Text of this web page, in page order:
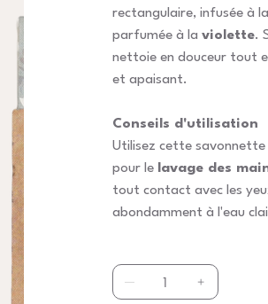
rectangulaire, infusée à la
parfumée à la violette.
nettoie en douceur tout
et apaisant.
Conseils d'utilisation
Utilisez cette savonnette
pour le lavage des
tout contact avec les
abondamment à l'eau